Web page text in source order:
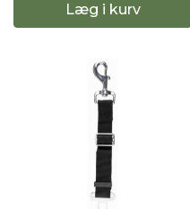
Læg i kurv